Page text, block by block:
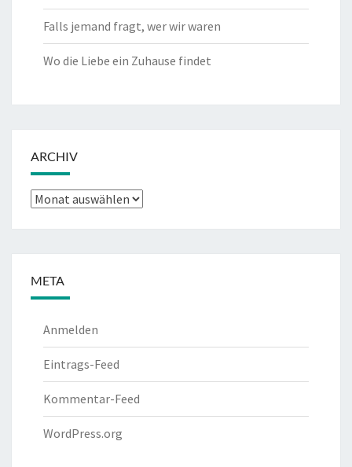
Falls jemand fragt, wer wir waren
Wo die Liebe ein Zuhause findet
ARCHIV
Archiv
META
Anmelden
Eintrags-Feed
Kommentar-Feed
WordPress.org